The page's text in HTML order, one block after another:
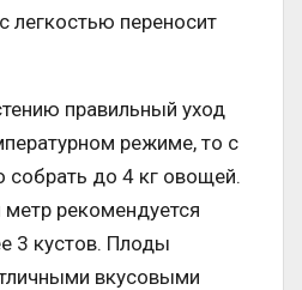
легкостью переносит
правильный уход
режиме, то с
собрать до 4 кг овощей.
рекомендуется
3 кустов. Плоды
вкусовыми